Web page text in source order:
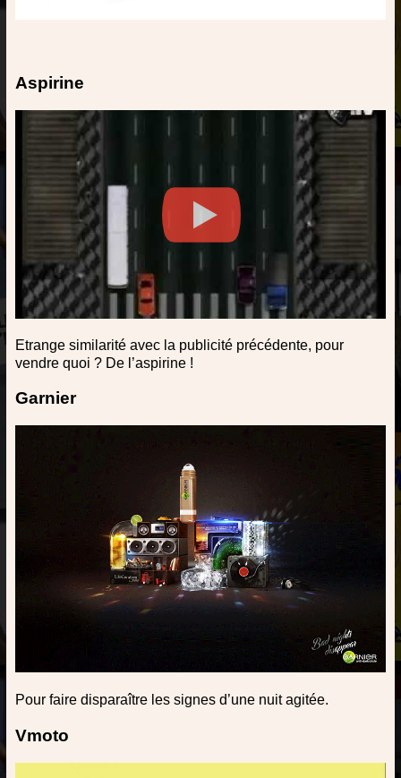
Aspirine
Etrange similarité avec la publicité précédente, pour
vendre quoi ? De l’aspirine !
Garnier
Pour faire disparaître les signes d’une nuit agitée.
Vmoto